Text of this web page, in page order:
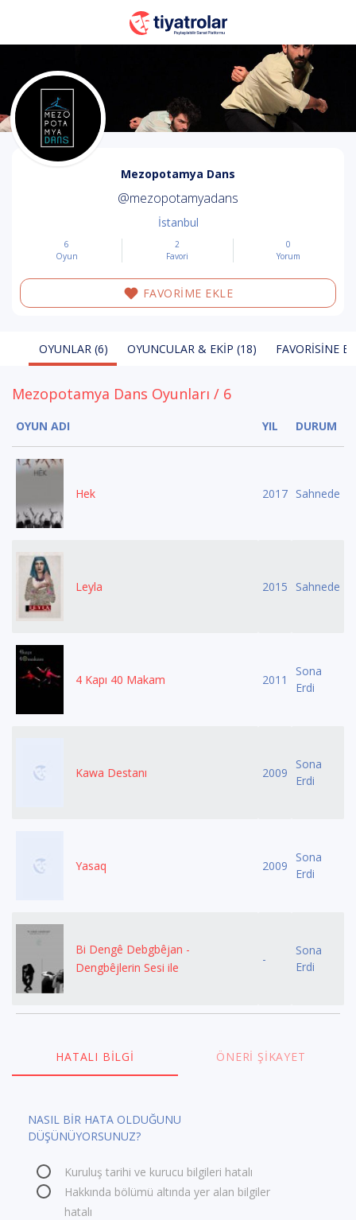
Mezopotamya Dans
@mezopotamyadans
İstanbul
6
Oyun
2
Favori
0
Yorum
FAVORİME EKLE
OYUNLAR (6) OYUNCULAR & EKIP (18) FAVORISINE
Mezopotamya Dans Oyunları / 6
OYUN ADI YIL DURUM
Hek 2017 Sahnede
Leyla 2015 Sahnede
4 Kapı 40 Makam 2011
Sona
Erdi
Kawa Destanı 2009
Sona
Erdi
Yasaq 2009
Sona
Erdi
Bi Dengê Debgbêjan -
Dengbêjlerin Sesi ile
-
Sona
Erdi
HATALI BILGI ÖNERI ŞIKAYET
NASIL BİR HATA OLDUĞUNU
DÜŞÜNÜYORSUNUZ?
Kuruluş tarihi ve kurucu bilgileri hatalı
Hakkında bölümü altında yer alan bilgiler
hatalı